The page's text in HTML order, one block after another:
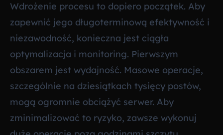
Wdrożenie procesu to dopiero początek. Aby
zapewnić jego długoterminową efektywność i
niezawodność, konieczna jest ciągła
optymalizacja i monitoring. Pierwszym
obszarem jest wydajność. Masowe operacje,
szczególnie na dziesiątkach tysięcy postów,
mogą ogromnie obciążyć serwer. Aby
zminimalizować to ryzyko, zawsze wykonuj